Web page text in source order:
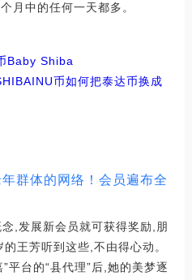
月中的任何一天都多。
Baby Shiba
币如何把泰达币换成
群体的网络！会员遍布全
,发展新会员就可获得奖励,朋
王芳听到这些,不由得心动。
平台的“县代理”后,她的美梦逐